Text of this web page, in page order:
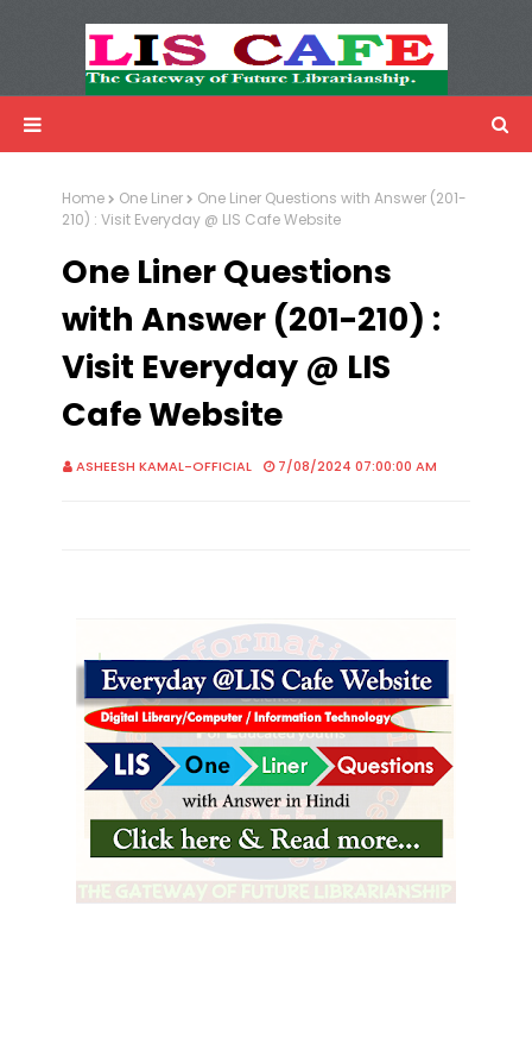
Advertisemnet
Home One Liner
One Liner Questions with Answer (201-
210) : Visit Everyday @ LIS Cafe Website
One Liner Questions
with Answer (201-210) :
Visit Everyday @ LIS
Cafe Website
ASHEESH KAMAL-OFFICIAL 7/08/2024 07:00:00 AM